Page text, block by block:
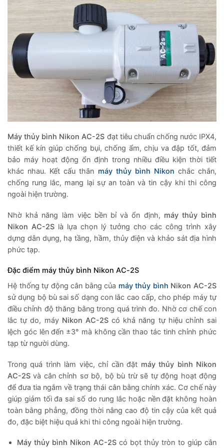
Máy thủy bình Nikon AC-2S đạt tiêu chuẩn chống nước IPX4,
thiết kế kín giúp chống bụi, chống ẩm, chịu va đập tốt, đảm
bảo máy hoạt động ổn định trong nhiều điều kiện thời tiết
khác nhau. Kết cấu thân máy thủy bình Nikon chắc chắn,
chống rung lắc, mang lại sự an toàn và tin cậy khi thi công
ngoài hiện trường.
Nhờ khả năng làm việc bền bỉ và ổn định, máy thủy bình
Nikon AC-2S là lựa chọn lý tưởng cho các công trình xây
dựng dân dụng, hạ tầng, hầm, thủy điện và khảo sát địa hình
phức tạp.
Đặc điểm máy thủy bình Nikon AC-2S
Hệ thống tự động cân bằng của máy thủy bình Nikon AC-2S
sử dụng bộ bù sai số dạng con lắc cao cấp, cho phép máy tự
điều chỉnh độ thăng bằng trong quá trình đo. Nhờ cơ chế con
lắc tự do, máy Nikon AC-2Scó khả năng tự hiệu chỉnh sai
lệch góc lên đến ±3° mà không cần thao tác tinh chỉnh phức
tạp từ người dùng.
Trong quá trình làm việc, chỉ cần đặt máy thủy bình Nikon
AC-2S và cân chỉnh sơ bộ, bộ bù trừ sẽ tự động hoạt động
để đưa tia ngắm về trạng thái cân bằng chính xác. Cơ chế này
giúp giảm tối đa sai số do rung lắc hoặc nền đặt không hoàn
toàn bằng phẳng, đồng thời nâng cao độ tin cậy của kết quả
đo, đặc biệt hiệu quả khi thi công ngoài hiện trường.
Máy thủy bình Nikon AC-2S có bọt thủy tròn to giúp cân